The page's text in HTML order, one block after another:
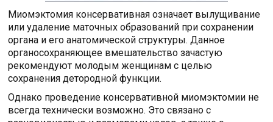
Миомэктомия консервативная означает вылущивание
или удаление маточных образований при сохранении
органа и его анатомической структуры. Данное
органосохраняющее вмешательство зачастую
рекомендуют молодым женщинам с целью
сохранения детородной функции.
Однако проведение консервативной миомэктомии не
всегда технически возможно. Это связано с